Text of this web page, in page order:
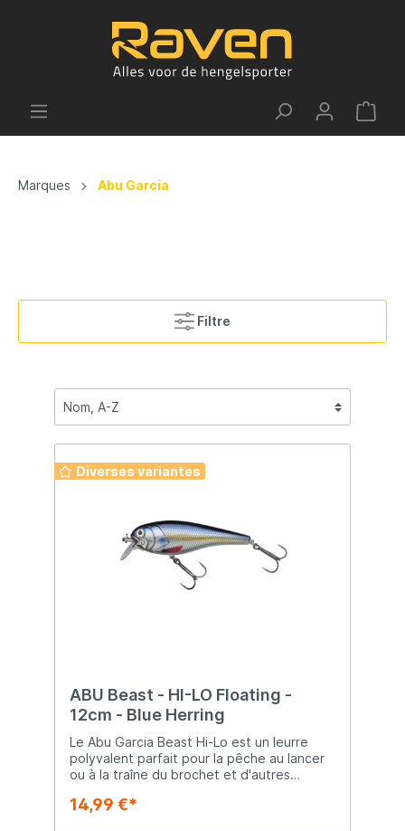
Marques Abu Garcia
Filtre
Diverses variantes
ABU Beast - HI-LO Floating -
12cm - Blue Herring
Le Abu Garcia Beast Hi-Lo est un leurre
polyvalent parfait pour la pêche au lancer
ou à la traîne du brochet et d'autres
éprouvé, vous pouvez ajuster la
14,99 €*